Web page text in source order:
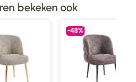
bekeken ook
-48%